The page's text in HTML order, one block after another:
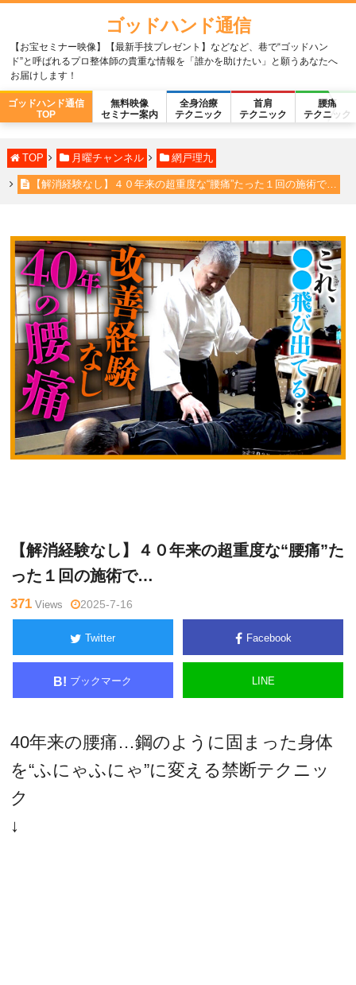
ゴッドハンド通信
【お宝セミナー映像】【最新手技プレゼント】などなど、巷で“ゴッドハン
ド”と呼ばれるプロ整体師の貴重な情報を「誰かを助けたい」と願うあなたへ
お届けします！
ゴッドハンド通信
TOP
無料映像
セミナー案内
全身治療
テクニック
首肩
テクニック
腰痛
テクニック
TOP 月曜チャンネル 網戸理九
【解消経験なし】４０年来の超重度な“腰痛”たった１回の施術で…
【解消経験なし】４０年来の超重度な“腰痛”た
った１回の施術で…
371 Views 2025-7-16
Twitter Facebook
B! ブックマーク LINE
40年来の腰痛…鋼のように固まった身体
を“ふにゃふにゃ”に変える禁断テクニッ
ク
↓